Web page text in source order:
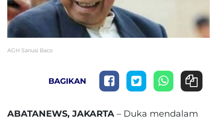
AGH Sanusi Baco
BAGIKAN
ABATANEWS, JAKARTA – Duka mendalam